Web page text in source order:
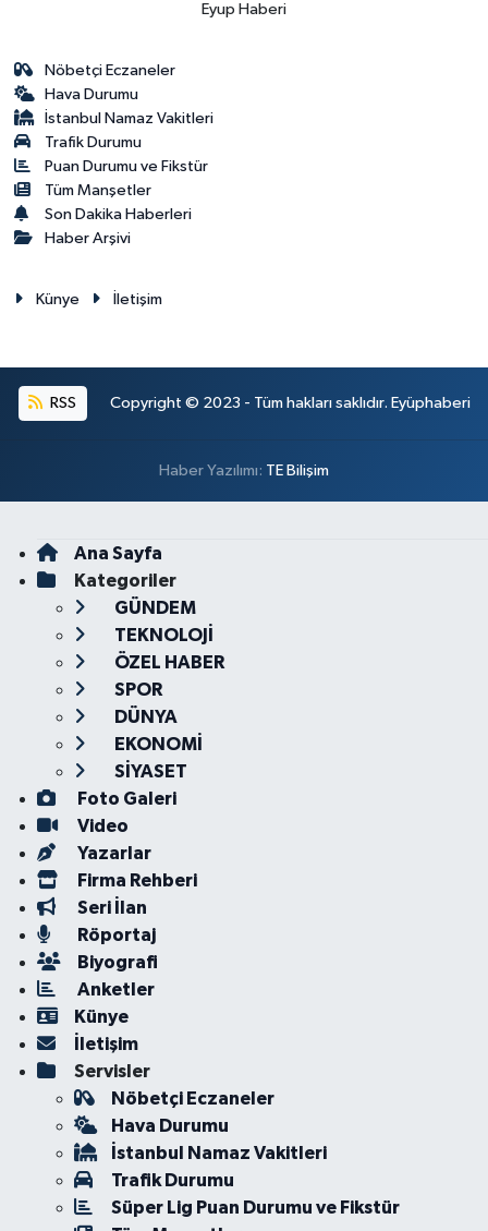
Eyup Haberi
Nöbetçi Eczaneler
Hava Durumu
İstanbul Namaz Vakitleri
Trafik Durumu
Puan Durumu ve Fikstür
Tüm Manşetler
Son Dakika Haberleri
Haber Arşivi
Künye İletişim
RSS Copyright © 2023 - Tüm hakları saklıdır. Eyüphaberi
Haber Yazılımı: TE Bilişim
Ana Sayfa
Kategoriler
GÜNDEM
TEKNOLOJİ
ÖZEL HABER
SPOR
DÜNYA
EKONOMİ
SİYASET
Foto Galeri
Video
Yazarlar
Firma Rehberi
Seri İlan
Röportaj
Biyografi
Anketler
Künye
İletişim
Servisler
Nöbetçi Eczaneler
Hava Durumu
İstanbul Namaz Vakitleri
Trafik Durumu
Süper Lig Puan Durumu ve Fikstür